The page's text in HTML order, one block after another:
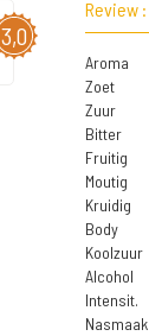
3,0
Review :
Aroma
Zoet
Zuur
Bitter
Fruitig
Moutig
Kruidig
Body
Koolzuur
Alcohol
Intensit.
Nasmaak